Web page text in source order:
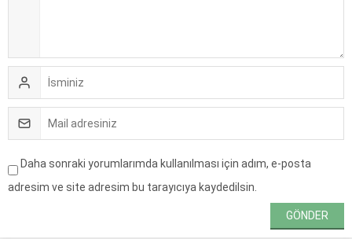
Daha sonraki yorumlarımda kullanılması için adım, e-posta
adresim ve site adresim bu tarayıcıya kaydedilsin.